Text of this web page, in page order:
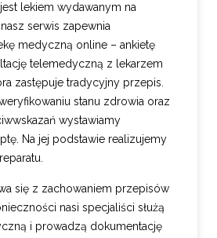
lekiem wydawanym na
serwis zapewnia
medyczną online – ankietę
telemedyczną z lekarzem
zastępuje tradycyjny przepis.
stanu zdrowia oraz
wystawiamy
Na jej podstawie realizujemy
się z zachowaniem przepisów
nasi specjaliści służą
i prowadzą dokumentację